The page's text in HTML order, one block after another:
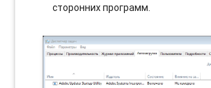
сторонних программ.